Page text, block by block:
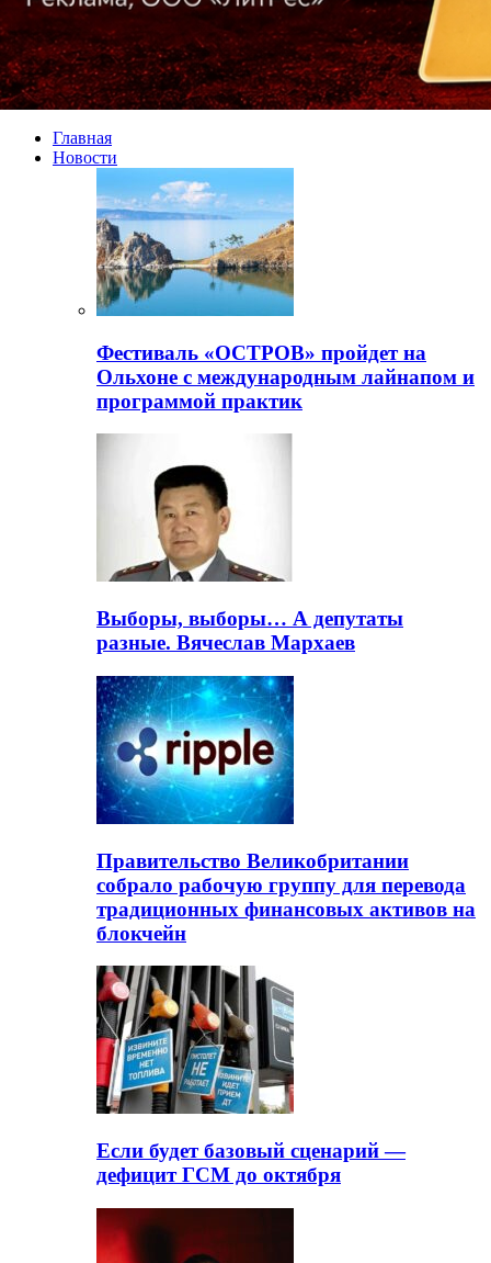
Главная
Новости
Фестиваль «ОСТРОВ» пройдет на
Ольхоне с международным лайнапом и
программой практик
Выборы, выборы… А депутаты
разные. Вячеслав Мархаев
Правительство Великобритании
собрало рабочую группу для перевода
традиционных финансовых активов на
блокчейн
Если будет базовый сценарий —
дефицит ГСМ до октября